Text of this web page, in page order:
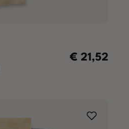
Regulärer
€ 21,52